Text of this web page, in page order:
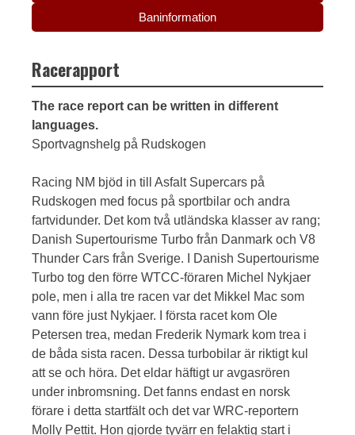
Baninformation
Racerapport
The race report can be written in different
languages.
Sportvagnshelg på Rudskogen
Racing NM bjöd in till Asfalt Supercars på
Rudskogen med focus på sportbilar och andra
fartvidunder. Det kom två utländska klasser av rang;
Danish Supertourisme Turbo från Danmark och V8
Thunder Cars från Sverige. I Danish Supertourisme
Turbo tog den förre WTCC-föraren Michel Nykjaer
pole, men i alla tre racen var det Mikkel Mac som
vann före just Nykjaer. I första racet kom Ole
Petersen trea, medan Frederik Nymark kom trea i
de båda sista racen. Dessa turbobilar är riktigt kul
att se och höra. Det eldar häftigt ur avgasrören
under inbromsning. Det fanns endast en norsk
förare i detta startfält och det var WRC-reportern
Molly Pettit. Hon gjorde tyvärr en felaktig start i